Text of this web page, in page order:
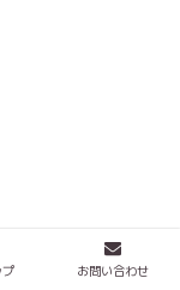
プ お問い合わせ